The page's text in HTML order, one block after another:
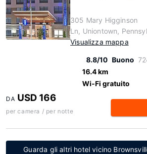
305 Mary Higginson
Ln, Uniontown,
Visualizza mappa
8.8/10 Buono
16.4 km
Wi-Fi gratuito
DA USD 166
per camera / per notte
Guarda gli altri hotel vicino